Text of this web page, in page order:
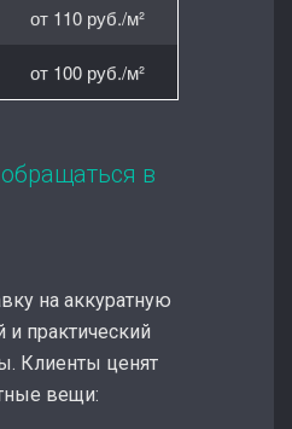
от 110 руб./м²
от 100 руб./м²
в
на аккуратную
и практический
Клиенты ценят
вещи: